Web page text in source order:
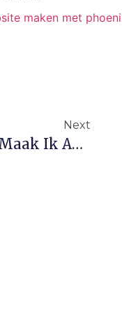
Next
Hoe Maak Ik Aantrekkelijke Posts? Tips Voor Meer Engagement Op Social Media